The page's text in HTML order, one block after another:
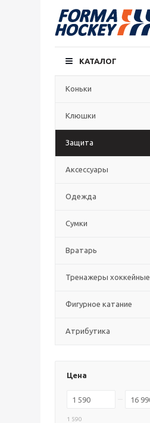
КАТАЛОГ
Коньки
Клюшки
Защита
Аксессуары
Одежда
Сумки
Вратарь
Тренажеры хоккейные
Фигурное катание
Атрибутика
Цена
1 590